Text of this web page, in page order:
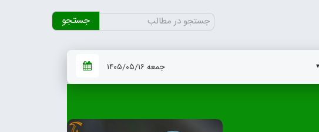
جستجو
برای:
جمعه ۱۴۰۵/۰۵/۱۶